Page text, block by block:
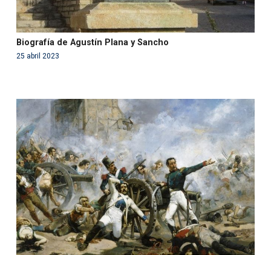
Biografía de Agustín Plana y Sancho
25 abril 2023
Warning: Use of undefined constant php - assumed
'php' (this will throw an Error in a future version of PHP)
in/var/www/acami.es/wp-
content/themes/fundcami/page-publicaciones.php
on line99